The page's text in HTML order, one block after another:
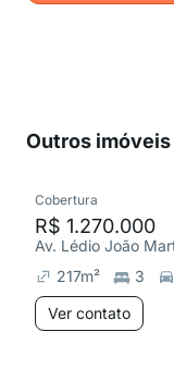
Outros
Cobertura
R$ 1.270.000
Av. Lédio João
217m² 3
Ver contato